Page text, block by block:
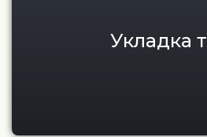
Укладка